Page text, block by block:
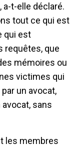
a-t-elle déclaré.
tout ce qui est
qui est
requêtes, que
mémoires ou
victimes qui
un avocat,
sans
les membres